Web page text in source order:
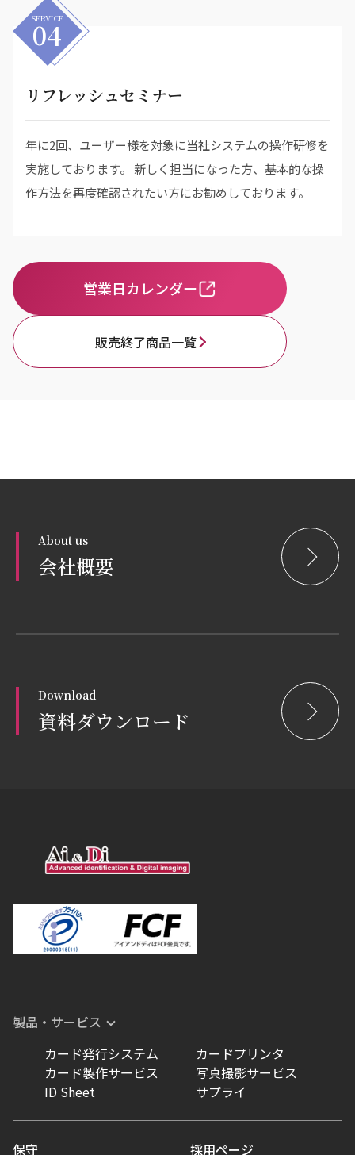
SERVICE
04
リフレッシュセミナー
年に2回、ユーザー様を対象に当社システムの操作研修を
実施しております。 新しく担当になった方、基本的な操
作方法を再度確認されたい方にお勧めしております。
営業日カレンダー
販売終了商品一覧
About us
会社概要
Download
資料ダウンロード
製品・サービス
カード発行システム
カードプリンタ
カード製作サービス
写真撮影サービス
ID Sheet
サプライ
保守 採用ページ